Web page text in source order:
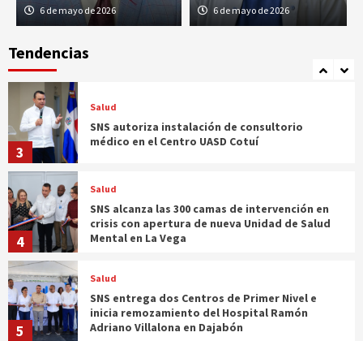
6 de mayo de 2026 6 de mayo de 2026
Tendencias
2
Salud
Más de tres millones de dominicanos residen
3
Salud
SNS autoriza instalación de consultorio
médico en el Centro UASD Cotuí
4
Salud
SNS alcanza las 300 camas de intervención en
crisis con apertura de nueva Unidad de Salud
Mental en La Vega
5
Salud
SNS entrega dos Centros de Primer Nivel e
inicia remozamiento del Hospital Ramón
Adriano Villalona en Dajabón